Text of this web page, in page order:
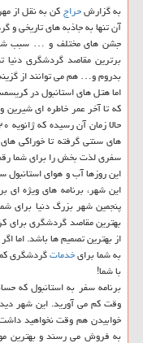
به گزارشحراجكن به نقل از
آن تنها به جاذبه های تاریخی
جشن های مختلف و … سبب
برترین مقاصد گردشگری دنیا
بدروم و… هم می توانند از
اما هتل های استانبول در
كه تا آخر عمر خاطره ای
های سنتی گرفته تا خوراكی
سفری لذت بخش را برای شما
این روزها آب و هوای
این شهر، برنامه های ویژه
پنجمین شهر بزرگ دنیا برای
از بهترین تصمیم ها باشد. اما
به شما برایخدماتگردشگری
با شما!
برنامه سفر به استانبول كه
وقت كم می آورید. این شهر
خوابیدن هم وقت نخواهید
به فروش می رسند و بهترین